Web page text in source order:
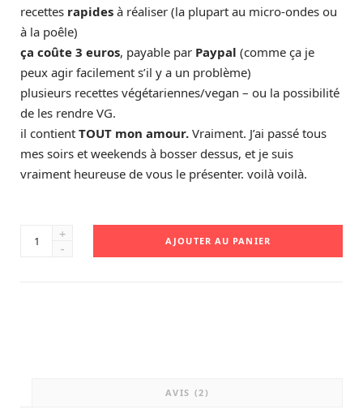
recettes rapides à réaliser (la plupart au micro-ondes ou
à la poêle)
ça coûte 3 euros, payable par Paypal (comme ça je
peux agir facilement s’il y a un problème)
plusieurs recettes végétariennes/vegan – ou la possibilité
de les rendre VG.
il contient TOUT mon amour. Vraiment. J’ai passé tous
mes soirs et weekends à bosser dessus, et je suis
vraiment heureuse de vous le présenter. voilà voilà.
quantité
AJOUTER AU PANIER
AVIS (2)